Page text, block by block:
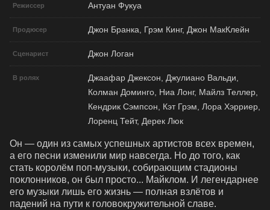
Режиссер Антуан Фукуа
Продюсер Джон Бранка, Грэм Кинг, Джон МакКлейн
Сценарист Джон Логан
В ролях
Джаафар Джексон, Джулиано Вальди,
Колман Доминго, Ниа Лонг, Майлз Теллер,
Кендрик Сэмпсон, Кэт Грэм, Лора Хэрриер,
Лоренц Тейт, Дерек Люк
Он — один из самых успешных артистов всех времен,
а его песни изменили мир навсегда. Но до того, как
стать королём поп-музыки, собирающим стадионы
поклонников, он был просто... Майклом. И легендарнее
его музыки лишь его жизнь — полная взлётов и
падений на пути к головокружительной славе.